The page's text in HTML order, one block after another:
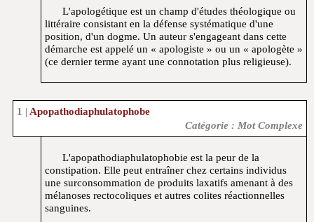
L'apologétique est un champ d'études théologique ou
littéraire consistant en la défense systématique d'une
position, d'un dogme. Un auteur s'engageant dans cette
démarche est appelé un « apologiste » ou un « apologète »
(ce dernier terme ayant une connotation plus religieuse).
Apopathodiaphulatophobe
Catégorie : Mot Complexe
L'apopathodiaphulatophobie est la peur de la
constipation. Elle peut entraîner chez certains individus
une surconsommation de produits laxatifs amenant à des
mélanoses rectocoliques et autres colites réactionnelles
sanguines.